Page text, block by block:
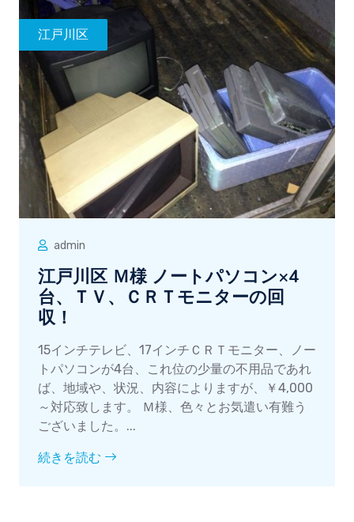
江戸川区
admin
江戸川区 Ｍ様 ノートパソコン×4
台、ＴＶ、ＣＲＴモニターの回
収！
15インチテレビ、17インチＣＲＴモニター、ノー
トパソコンが4台、これ位の少量の不用品であれ
ば、地域や、状況、内容によりますが、￥4,000
～対応致します。 Ｍ様、色々とお気遣い有難う
ございました。...
続きを読む